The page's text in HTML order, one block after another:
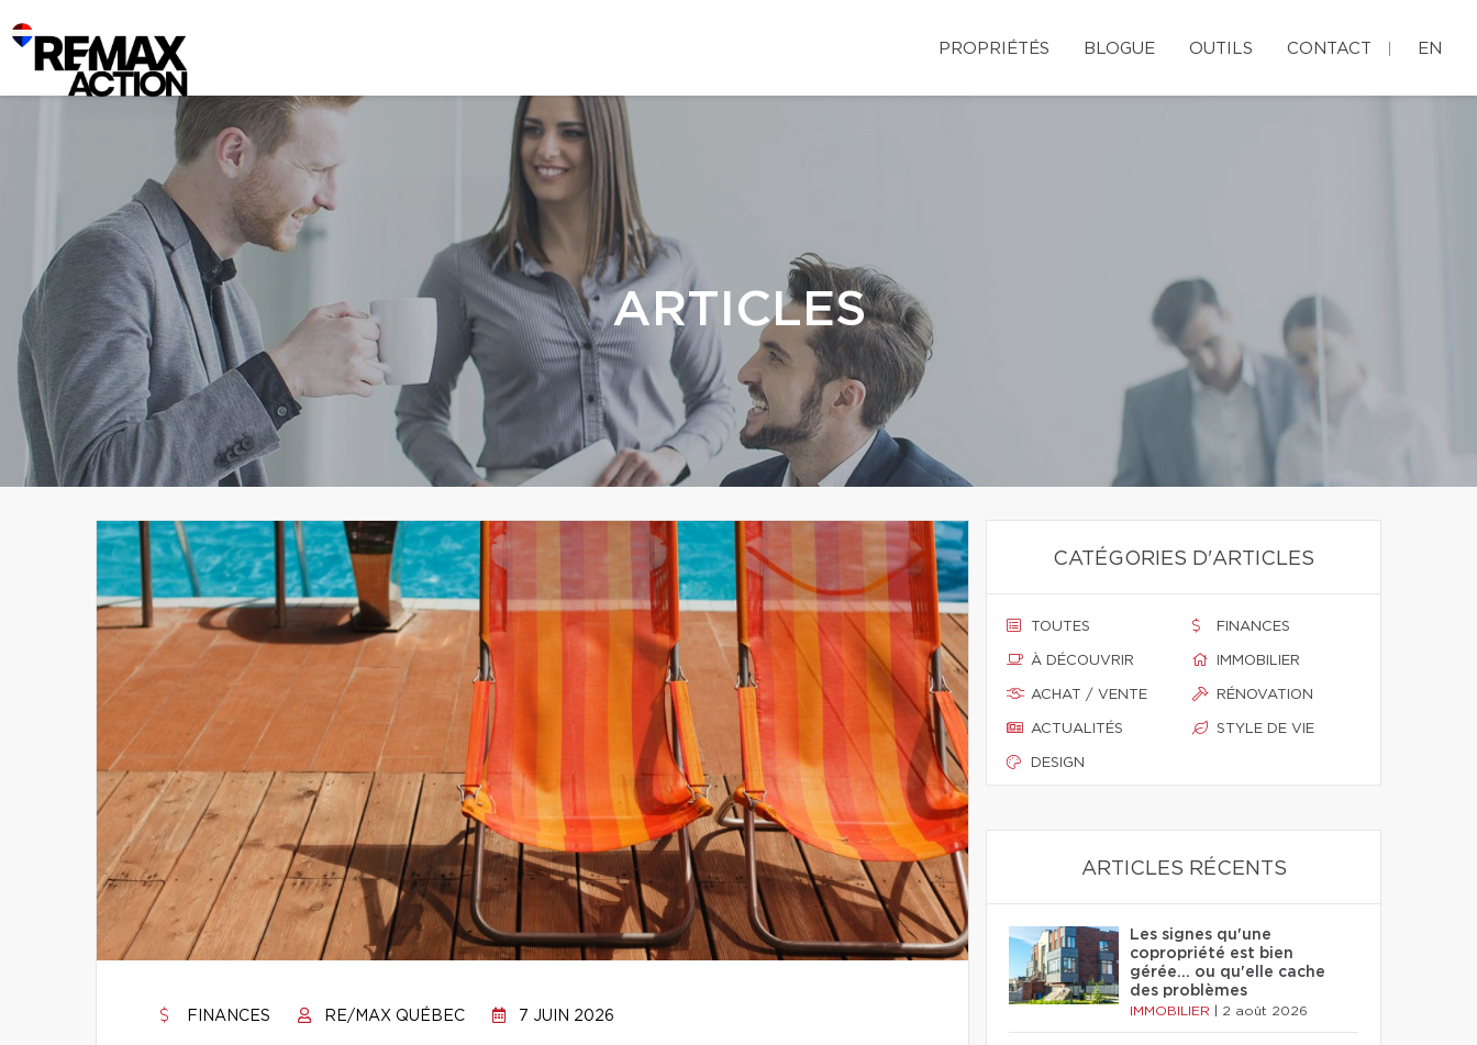
PROPRIÉTÉS BLOGUE OUTILS CONTACT EN
ARTICLES
FINANCES RE/MAX QUÉBEC 7 JUIN 2026
CATÉGORIES D'ARTICLES
TOUTES
À DÉCOUVRIR
ACHAT / VENTE
ACTUALITÉS
DESIGN
FINANCES
IMMOBILIER
RÉNOVATION
STYLE DE VIE
ARTICLES RÉCENTS
Les signes qu'une
copropriété est bien
gérée… ou qu'elle cache
des problèmes
IMMOBILIER 2 août 2026